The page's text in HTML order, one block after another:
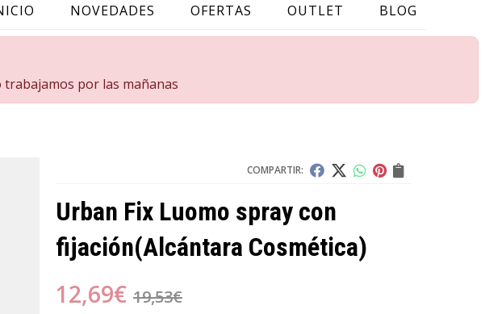
NOVEDADES OFERTAS OUTLET BLOG
trabajamos por las mañanas
COMPARTIR:
Urban Fix Luomo spray con
fijación(Alcántara Cosmética)
12,69€ 19,53€